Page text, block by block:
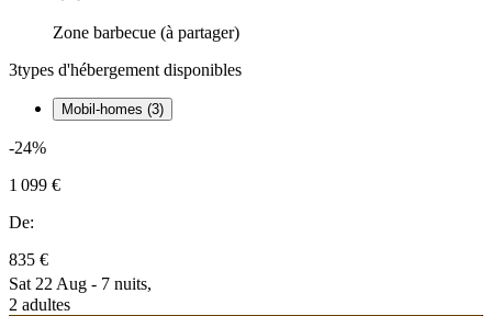
Zone barbecue (à partager)
3types d'hébergement disponibles
Mobil-homes (3)
-24%
1 099 €
De:
835 €
Sat 22 Aug - 7 nuits,
2 adultes